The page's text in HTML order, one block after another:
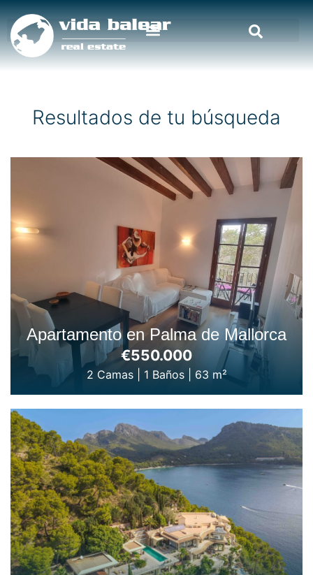
Resultados de tu búsqueda
Apartamento en Palma de Mallorca
€550.000
2 Camas| 1 Baños| 63 m²